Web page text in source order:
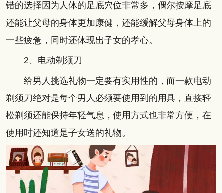
错的选择因为人体的足底穴位非常多，偶尔按摩足底
还能让父母的身体更加康健，还能缓解父母身体上的
一些疲惫，同时还体现出子女的孝心。
2、电动剃须刀
给男人挑选礼物一定要有实用性的，而一款电动
剃须刀绝对是每个男人必须要使用到的用具，直接轻
松剃须还能保持年轻气息，使用方式也非常方便，在
使用时还知道是子女送的礼物。